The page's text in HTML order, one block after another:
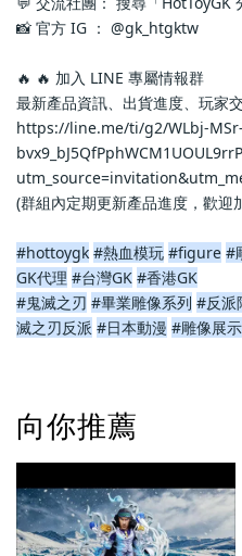
📸 官方 IG ： @gk_htgktw
🔥 🔥 加入 LINE 專屬情報群
最新產品資訊、出貨進度、玩家
https://line.me/ti/g2/WLbj-MSr-
(群組內定期更新產品進度，歡迎
#hottoygk #熱血模玩 #figure #
GK代理 #台灣GK #香港GK
#鬼滅之刃 #畢業雕像系列 #反派
滅之刃反派 #日本動漫 #雕像展示
向你推薦